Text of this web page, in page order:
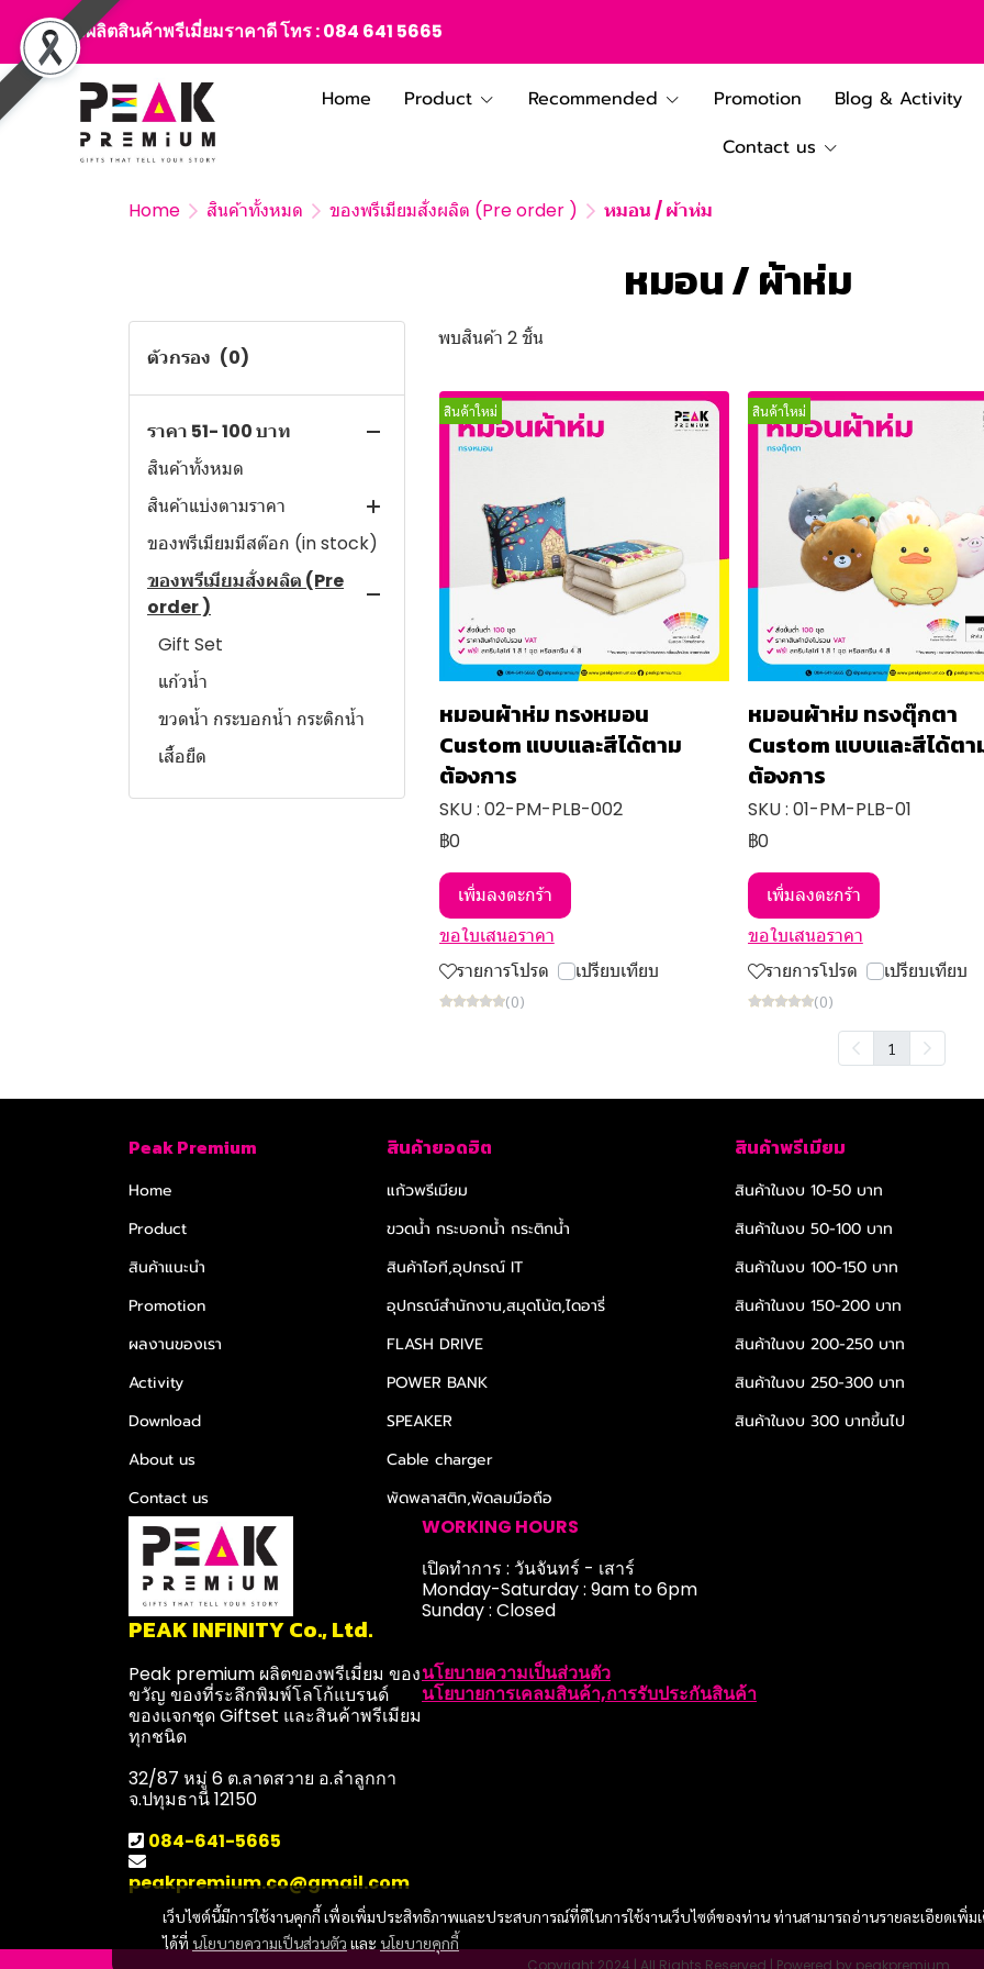
สั่งผลิตสินค้าพรีเมี่ยมราคาดี โทร :084 641 5665
Home Product Recommended Promotion
Blog & Activity
Contact us
Home สินค้าทั้งหมด ของพรีเมียมสั่งผลิต (Pre order ) หมอน / ผ้าห่ม
หมอน / ผ้าห่ม
ตัวกรอง (0)
ราคา 51- 100 บาท
สินค้าทั้งหมด
สินค้าแบ่งตามราคา
ราคาไม่เกิน 50 บาท
ราคา 50- 100 บาท
ราคา 101-150 บาท
ราคา 151-200 บาท
ราคา 201-250 บาท
ราคา 251-300 บาท
ราคา 301-400 บาท
ราคา 401-500 บาท
ของพรีเมียมมีสต๊อก (in stock)
ของพรีเมียมสั่งผลิต (Pre
order )
Gift Set
แก้วน้ำ
ขวดน้ำ กระบอกน้ำ กระติกน้ำ
เสื้อยืด
กระเป๋า ถุงผ้า
สินค้าสำนักงาน
POWER BANK
SPEAKER
Phone Holder Speaker
USB Cable charger 3
connector
ที่ติดมือถือ Pop Socket
ที่เปิดขวด
กระจก mirror
กล่องข้าว
เก้าอี้
สินค้าตามหมวด
แก้วเซรามิค
แก้วน้ำอื่นๆ
กระเป๋า ถุงผ้า
ขวดน้ำสเตนเลส อลูมิเนียม
กระบอกน้ำ กระติกน้ำ
ร่มพรีเมียม
หมอน & ผ้าห่ม
หมวก
เสื้อ
จานเซรามิก
จิ๊กซอว์
นาฬิกา
พวงกุญแจ
สินค้าไอที Gadget
สินค้า New Normal
สินค้าอื่นๆ
Gift Set
Seasonal Products
สินค้าหน้าฝน
สินค้าสงกรานต์
พบสินค้า 2 ชิ้น
สินค้าใหม่
หมอนผ้าห่ม ทรงหมอน
Custom แบบและสีได้ตาม
ต้องการ
SKU : 02-PM-PLB-002
฿0
เพิ่มลงตะกร้า
ขอใบเสนอราคา
รายการโปรด
เปรียบเทียบ
(0)
สินค้าใหม่
หมอนผ้าห่ม ทรงตุ๊กตา
Custom แบบและสีได้ตา
ต้องการ
SKU : 01-PM-PLB-01
฿0
เพิ่มลงตะกร้า
ขอใบเสนอราคา
รายการโปรด
เปรียบเทียบ
(0)
1
เว็บไซต์นี้มีการใช้งานคุกกี้ เพื่อเพิ่มประสิทธิภาพและประสบการณ์ที่ดีในการใช้งานเว็บไซต์ของท่าน ท่านสามารถอ่านรายละเอียดเพิ่ม
ได้ที่ นโยบายความเป็นส่วนตัว และ นโยบายคุกกี้
Peak Premium
Home
Product
สินค้าแนะนำ
Promotion
ผลงานของเรา
Activity
Download
About us
Contact us
สินค้ายอดฮิต
แก้วพรีเมียม
ขวดน้ำ กระบอกน้ำ กระติกน้ำ
สินค้าไอที,อุปกรณ์ IT
อุปกรณ์สำนักงาน,สมุดโน้ต,ไดอารี่
FLASH DRIVE
POWER BANK
SPEAKER
Cable charger
พัดพลาสติก,พัดลมมือถือ
สินค้าพรีเมียม
สินค้าในงบ 10-50 บาท
สินค้าในงบ 50-100 บาท
สินค้าในงบ 100-150 บาท
สินค้าในงบ 150-200 บาท
สินค้าในงบ 200-250 บาท
สินค้าในงบ 250-300 บาท
สินค้าในงบ 300 บาทขึ้นไป
PEAK INFINITY Co., Ltd.
Peak premium ผลิตของพรีเมี่ยม ของ
ขวัญ ของที่ระลึกพิมพ์โลโก้แบรนด์
ของแจกชุด Giftset และสินค้าพรีเมียม
ทุกชนิด
32/87 หมู่ 6 ต.ลาดสวาย อ.ลำลูกกา
จ.ปทุมธานี 12150
084-641-5665
peakpremium.co@gmail.com
WORKING HOURS
เปิดทำการ : วันจันทร์ - เสาร์
Monday-Saturday : 9am to 6pm
Sunday : Closed
นโยบายความเป็นส่วนตัว
นโยบายการเคลมสินค้า,การรับประกันสินค้า
Copyright 2024 | All Rights Reserved | Powered by peakpremium